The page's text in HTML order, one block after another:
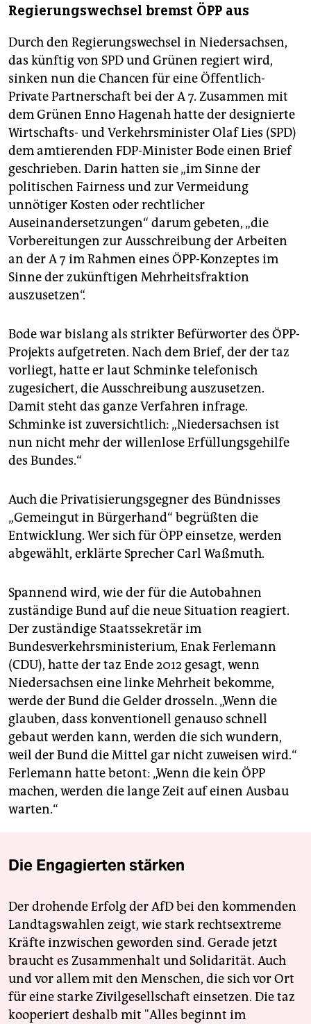
Regierungswechsel bremst ÖPP aus
Durch den Regierungswechsel in Niedersachsen,
das künftig von SPD und Grünen regiert wird,
sinken nun die Chancen für eine Öffentlich-
Private Partnerschaft bei der A 7. Zusammen mit
dem Grünen Enno Hagenah hatte der designierte
Wirtschafts- und Verkehrsminister Olaf Lies (SPD)
dem amtierenden FDP-Minister Bode einen Brief
geschrieben. Darin hatten sie „im Sinne der
politischen Fairness und zur Vermeidung
unnötiger Kosten oder rechtlicher
Auseinandersetzungen“ darum gebeten, „die
Vorbereitungen zur Ausschreibung der Arbeiten
an der A 7 im Rahmen eines ÖPP-Konzeptes im
Sinne der zukünftigen Mehrheitsfraktion
auszusetzen“.
Bode war bislang als strikter Befürworter des ÖPP-
Projekts aufgetreten. Nach dem Brief, der der taz
vorliegt, hatte er laut Schminke telefonisch
zugesichert, die Ausschreibung auszusetzen.
Damit steht das ganze Verfahren infrage.
Schminke ist zuversichtlich: „Niedersachsen ist
nun nicht mehr der willenlose Erfüllungsgehilfe
des Bundes.“
Auch die Privatisierungsgegner des Bündnisses
„Gemeingut in Bürgerhand“ begrüßten die
Entwicklung. Wer sich für ÖPP einsetze, werden
abgewählt, erklärte Sprecher Carl Waßmuth.
Spannend wird, wie der für die Autobahnen
zuständige Bund auf die neue Situation reagiert.
Der zuständige Staatssekretär im
Bundesverkehrsministerium, Enak Ferlemann
(CDU), hatte der taz Ende 2012 gesagt, wenn
Niedersachsen eine linke Mehrheit bekomme,
werde der Bund die Gelder drosseln. „Wenn die
glauben, dass konventionell genauso schnell
gebaut werden kann, werden die sich wundern,
weil der Bund die Mittel gar nicht zuweisen wird.“
Ferlemann hatte betont: „Wenn die kein ÖPP
machen, werden die lange Zeit auf einen Ausbau
warten.“
Die Engagierten stärken
Der drohende Erfolg der AfD bei den kommenden
Landtagswahlen zeigt, wie stark rechtsextreme
Kräfte inzwischen geworden sind. Gerade jetzt
braucht es Zusammenhalt und Solidarität. Auch
und vor allem mit den Menschen, die sich vor Ort
für eine starke Zivilgesellschaft einsetzen. Die taz
kooperiert deshalb mit "Alles beginnt im